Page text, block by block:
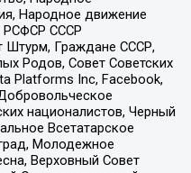
Народное движение
РСФСР СССР
Штурм, Граждане СССР,
Родов, Совет Советских
Platforms Inc, Facebook,
националистов, Черный
Всетатарское
Молодежное
Верховный Совет